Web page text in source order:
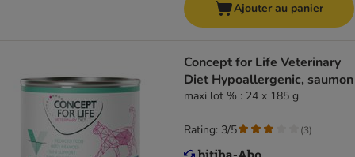
Ajouter au panier
Concept for Life Veterinary
Diet Hypoallergenic, saumon
maxi lot % : 24 x 185 g
Rating: 3/5 (3)